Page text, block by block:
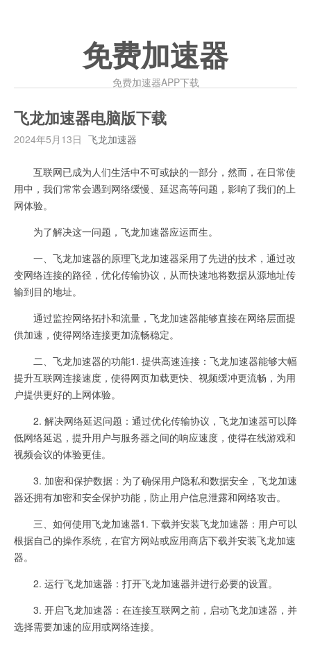
免费加速器
免费加速器APP下载
飞龙加速器电脑版下载
2024年5月13日 飞龙加速器
互联网已成为人们生活中不可或缺的一部分，然而，在日常使
用中，我们常常会遇到网络缓慢、延迟高等问题，影响了我们的上
网体验。
为了解决这一问题，飞龙加速器应运而生。
一、飞龙加速器的原理飞龙加速器采用了先进的技术，通过改
变网络连接的路径，优化传输协议，从而快速地将数据从源地址传
输到目的地址。
通过监控网络拓扑和流量，飞龙加速器能够直接在网络层面提
供加速，使得网络连接更加流畅稳定。
二、飞龙加速器的功能1. 提供高速连接：飞龙加速器能够大幅
提升互联网连接速度，使得网页加载更快、视频缓冲更流畅，为用
户提供更好的上网体验。
2. 解决网络延迟问题：通过优化传输协议，飞龙加速器可以降
低网络延迟，提升用户与服务器之间的响应速度，使得在线游戏和
视频会议的体验更佳。
3. 加密和保护数据：为了确保用户隐私和数据安全，飞龙加速
器还拥有加密和安全保护功能，防止用户信息泄露和网络攻击。
三、如何使用飞龙加速器1. 下载并安装飞龙加速器：用户可以
根据自己的操作系统，在官方网站或应用商店下载并安装飞龙加速
器。
2. 运行飞龙加速器：打开飞龙加速器并进行必要的设置。
3. 开启飞龙加速器：在连接互联网之前，启动飞龙加速器，并
选择需要加速的应用或网络连接。